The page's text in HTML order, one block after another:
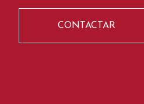
CONTACTAR